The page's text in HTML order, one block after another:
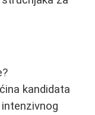
kandidata